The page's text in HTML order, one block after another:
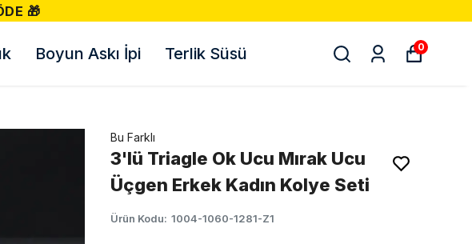
🎁
Boyun Askı İpi Terlik Süsü 0
Bu Farklı
3'lü Triagle Ok Ucu Mırak Ucu
Üçgen Erkek Kadın Kolye Seti
Ürün Kodu: 1004-1060-1281-Z1